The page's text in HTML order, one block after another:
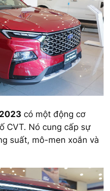
có một động cơ
CVT. Nó cung cấp sự
suất, mô-men xoắn và